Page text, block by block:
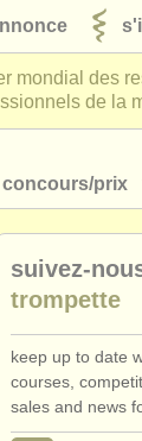
mondial des
de la
concours/prix
suivez-
trompette
keep up to date
courses,
sales and news